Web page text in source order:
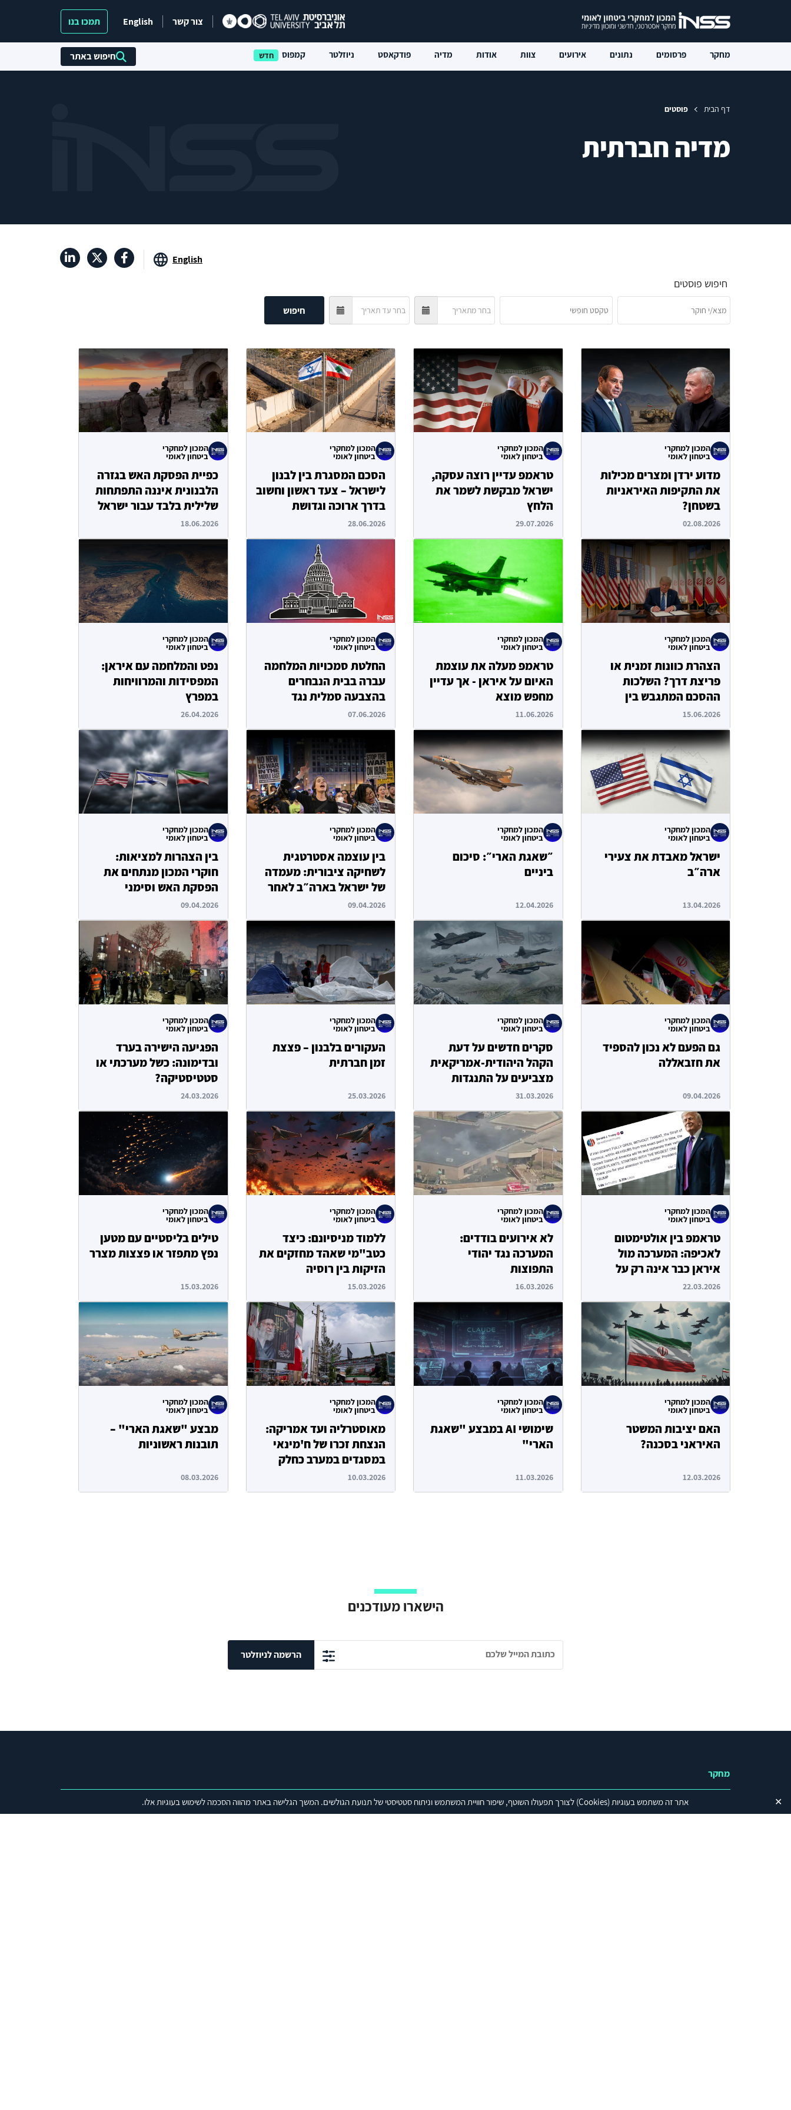
אתר זה משתמש בעוגיות(Cookies) לצורך תפעולו השוטף, שיפור חוויית המשתמש וניתוח סטטיסטי של תנועת הגולשים. המשך הגלישה באתר מהווה הסכמה לשימוש בעוגיות אלו. ✕
צור קשר English תמכו בנו
מחקר פרסומים נתונים אירועים צוות אודות מדיה פודקאסט ניוזלטר קמפוס חיפוש באתר
דף הבית פוסטים
מדיה חברתית
English
חיפוש פוסטים
חיפוש
המכון למחקרי
ביטחון לאומי
מדוע ירדן ומצרים מכילות
את התקיפות האיראניות
בשטחן?
02.08.2026
המכון למחקרי
ביטחון לאומי
טראמפ עדיין רוצה עסקה,
ישראל מבקשת לשמר את
הלחץ
29.07.2026
המכון למחקרי
ביטחון לאומי
הסכם המסגרת בין לבנון
לישראל – צעד ראשון וחשוב
בדרך ארוכה וגדושת
מכשולים
28.06.2026
המכון למחקרי
ביטחון לאומי
כפיית הפסקת האש בגזרה
הלבנונית איננה התפתחות
שלילית בלבד עבור ישראל
18.06.2026
המכון למחקרי
ביטחון לאומי
הצהרת כוונות זמנית או
פריצת דרך? השלכות
ההסכם המתגבש בין
ארה"ב לאיראן
15.06.2026
המכון למחקרי
ביטחון לאומי
טראמפ מעלה את עוצמת
האיום על איראן - אך עדיין
מחפש מוצא
11.06.2026
המכון למחקרי
ביטחון לאומי
החלטת סמכויות המלחמה
עברה בבית הנבחרים
בהצבעה סמלית נגד
טראמפ
07.06.2026
המכון למחקרי
ביטחון לאומי
נפט והמלחמה עם איראן:
המפסידות והמרוויחות
במפרץ
26.04.2026
המכון למחקרי
ביטחון לאומי
ישראל מאבדת את צעירי
ארה״ב
13.04.2026
המכון למחקרי
ביטחון לאומי
״שאגת הארי״: סיכום
ביניים
12.04.2026
המכון למחקרי
ביטחון לאומי
בין עוצמה אסטרטגית
לשחיקה ציבורית: מעמדה
של ישראל בארה״ב לאחר
המלחמה
09.04.2026
המכון למחקרי
ביטחון לאומי
בין הצהרות למציאות:
חוקרי המכון מנתחים את
הפסקת האש וסימני
השאלה
09.04.2026
המכון למחקרי
ביטחון לאומי
גם הפעם לא נכון להספיד
את חזבאללה
09.04.2026
המכון למחקרי
ביטחון לאומי
סקרים חדשים על דעת
הקהל היהודית-אמריקאית
מצביעים על התנגדות
למלחמה ועל שחיקה
בתמיכה
31.03.2026
המכון למחקרי
ביטחון לאומי
העקורים בלבנון – פצצת
זמן חברתית
25.03.2026
המכון למחקרי
ביטחון לאומי
הפגיעה הישירה בערד
ובדימונה: כשל מערכתי או
סטטיסטיקה?
24.03.2026
המכון למחקרי
ביטחון לאומי
טראמפ בין אולטימטום
לאכיפה: המערכה מול
איראן כבר אינה רק על
היעדים המקוריים
22.03.2026
המכון למחקרי
ביטחון לאומי
לא אירועים בודדים:
המערכה נגד יהודי
התפוצות
16.03.2026
המכון למחקרי
ביטחון לאומי
ללמוד מניסיונם: כיצד
כטב"מי שאהד מחזקים את
הזיקות בין רוסיה
ואוקראינה לבין המלחמה
באיראן
15.03.2026
המכון למחקרי
ביטחון לאומי
טילים בליסטיים עם מטען
נפץ מתפזר או פצצות מצרר
15.03.2026
המכון למחקרי
ביטחון לאומי
האם יציבות המשטר
האיראני בסכנה?
12.03.2026
המכון למחקרי
ביטחון לאומי
שימושי AI במבצע "שאגת
הארי"
11.03.2026
המכון למחקרי
ביטחון לאומי
מאוסטרליה ועד אמריקה:
הנצחת זכרו של ח'מינאי
במסגדים במערב כחלק
מרשת ההשפעה האיראנית
10.03.2026
המכון למחקרי
ביטחון לאומי
מבצע "שאגת הארי" –
תובנות ראשוניות
08.03.2026
הישארו מעודכנים
הרשמה לניוזלטר
מחקר
פרויקטים